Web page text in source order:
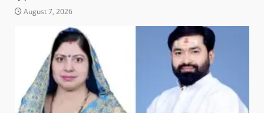
August 7, 2026